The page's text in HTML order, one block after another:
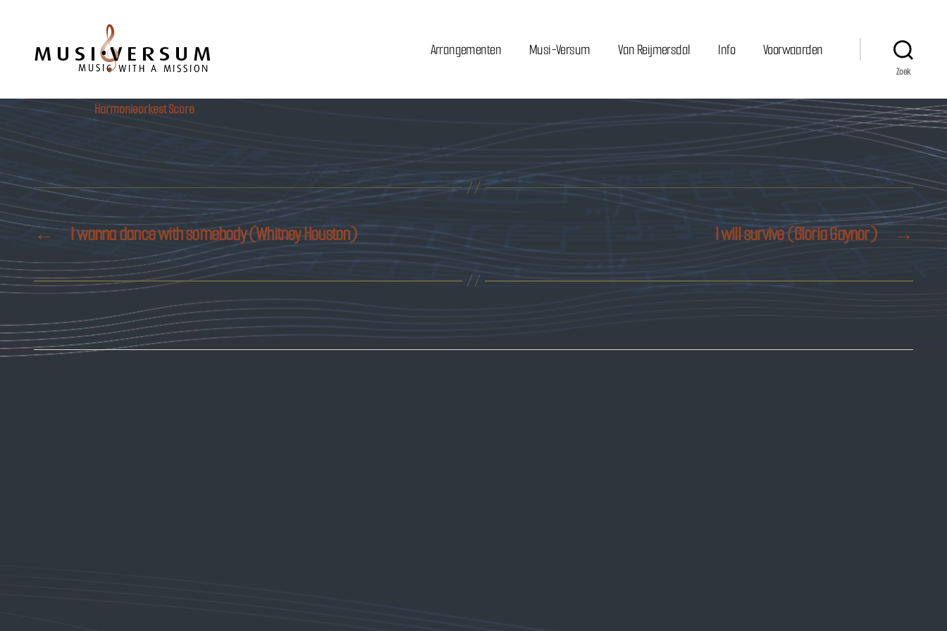
Arrangementen Musi-Versum Van Reijmersdal Info Voorwaarden
Zoek
Harmonieorkest Score
← I wanna dance with somebody (Whitney Houston) →
I will survive (Gloria Gaynor)